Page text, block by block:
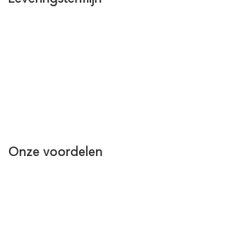
Onze voordelen